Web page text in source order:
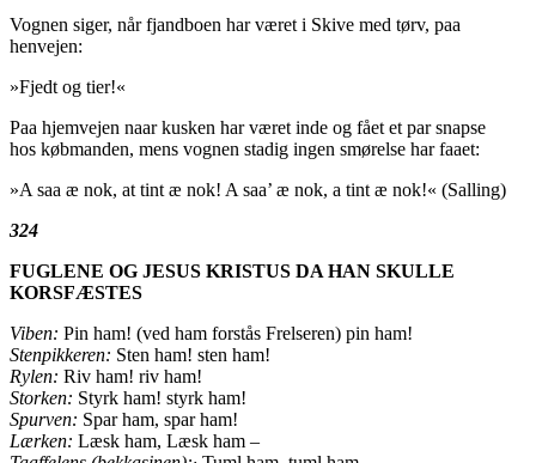
Vognen siger, når fjandboen har været i Skive med tørv, paa
henvejen:
»Fjedt og tier!«
Paa hjemvejen naar kusken har været inde og fået et par snapse
hos købmanden, mens vognen stadig ingen smørelse har faaet:
»A saa æ nok, at tint æ nok! A saa’ æ nok, a tint æ nok!« (Salling)
324
FUGLENE OG JESUS KRISTUS DA HAN SKULLE
KORSFÆSTES
Viben: Pin ham! (ved ham forstås Frelseren) pin ham!
Stenpikkeren: Sten ham! sten ham!
Rylen: Riv ham! riv ham!
Storken: Styrk ham! styrk ham!
Spurven: Spar ham, spar ham!
Lærken: Læsk ham, Læsk ham –